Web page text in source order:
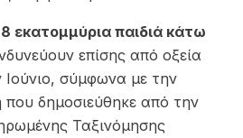
εκατομμύρια παιδιά κάτω
επίσης από οξεία
Ιούνιο, σύμφωνα με την
δημοσιεύθηκε από την
Ταξινόμησης